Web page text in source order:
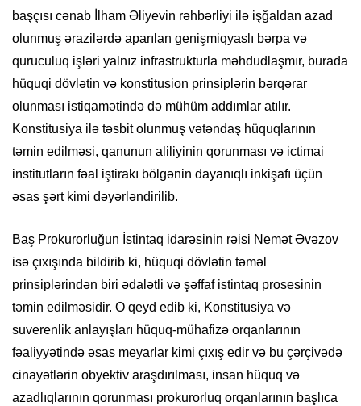
başçısı cənab İlham Əliyevin rəhbərliyi ilə işğaldan azad
olunmuş ərazilərdə aparılan genişmiqyaslı bərpa və
quruculuq işləri yalnız infrastrukturla məhdudlaşmır, burada
hüquqi dövlətin və konstitusion prinsiplərin bərqərar
olunması istiqamətində də mühüm addımlar atılır.
Konstitusiya ilə təsbit olunmuş vətəndaş hüquqlarının
təmin edilməsi, qanunun aliliyinin qorunması və ictimai
institutların fəal iştirakı bölgənin dayanıqlı inkişafı üçün
əsas şərt kimi dəyərləndirilib.
Baş Prokurorluğun İstintaq idarəsinin rəisi Nemət Əvəzov
isə çıxışında bildirib ki, hüquqi dövlətin təməl
prinsiplərindən biri ədalətli və şəffaf istintaq prosesinin
təmin edilməsidir. O qeyd edib ki, Konstitusiya və
suverenlik anlayışları hüquq-mühafizə orqanlarının
fəaliyyətində əsas meyarlar kimi çıxış edir və bu çərçivədə
cinayətlərin obyektiv araşdırılması, insan hüquq və
azadlıqlarının qorunması prokurorluq orqanlarının başlıca